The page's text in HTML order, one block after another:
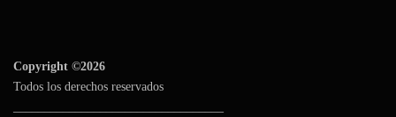
Copyright ©2026
Todos los derechos reservados